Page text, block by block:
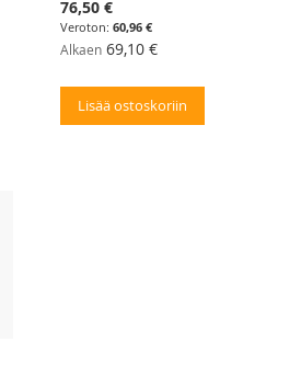
76,50 €
60,96 €
Alkaen 69,10 €
Lisää ostoskoriin